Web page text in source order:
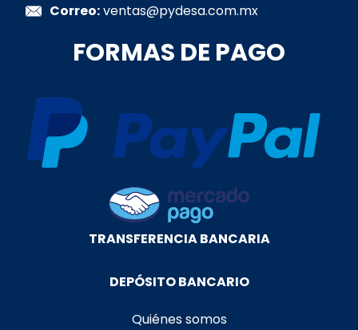
Correo:ventas@pydesa.com.mx
FORMAS DE PAGO
TRANSFERENCIA BANCARIA
DEPÓSITO BANCARIO
Quiénes somos